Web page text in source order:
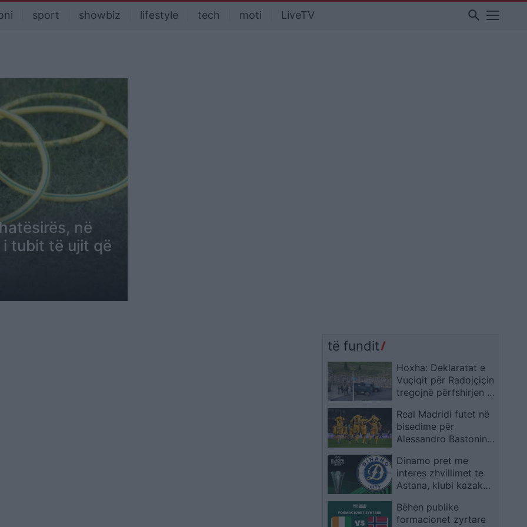
sport showbiz lifestyle tech moti LiveTV search
në
tubit të ujit që
të fundit
Hoxha: Deklaratat e
Vuçiqit për Radojçiçin
tregojnë përfshirjen e
dhe duhet të
shqetësojnë
ndërkombëtarët
Real Madridi futet në
bisedime për
Alessandro Bastonin
Dumfries
Dinamo pret me
interes zhvillimet te
Astana, klubi kazak
UEFA-s para ndeshjes
në Conference
Bëhen publike
formacionet zyrtare